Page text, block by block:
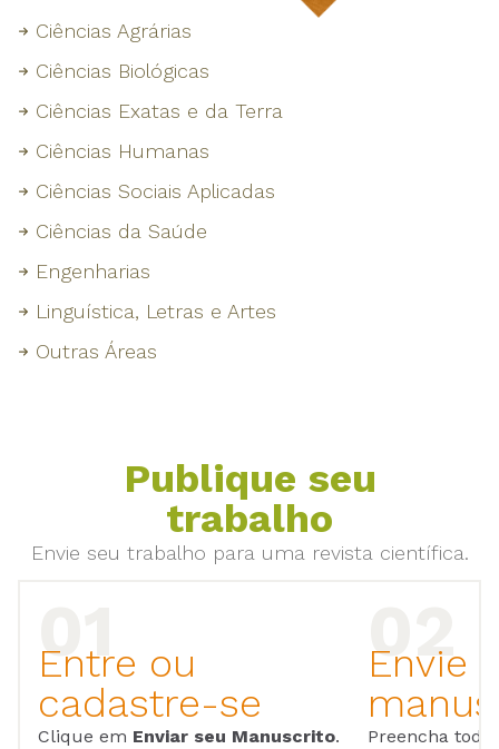
Ciências Agrárias
Ciências Biológicas
Ciências Exatas e da Terra
Ciências Humanas
Ciências Sociais Aplicadas
Ciências da Saúde
Engenharias
Linguística, Letras e Artes
Outras Áreas
Publique seu
trabalho
Envie seu trabalho para uma revista científica.
Entre ou
cadastre-se
Clique em Enviar seu Manuscrito.
Envie
Preencha